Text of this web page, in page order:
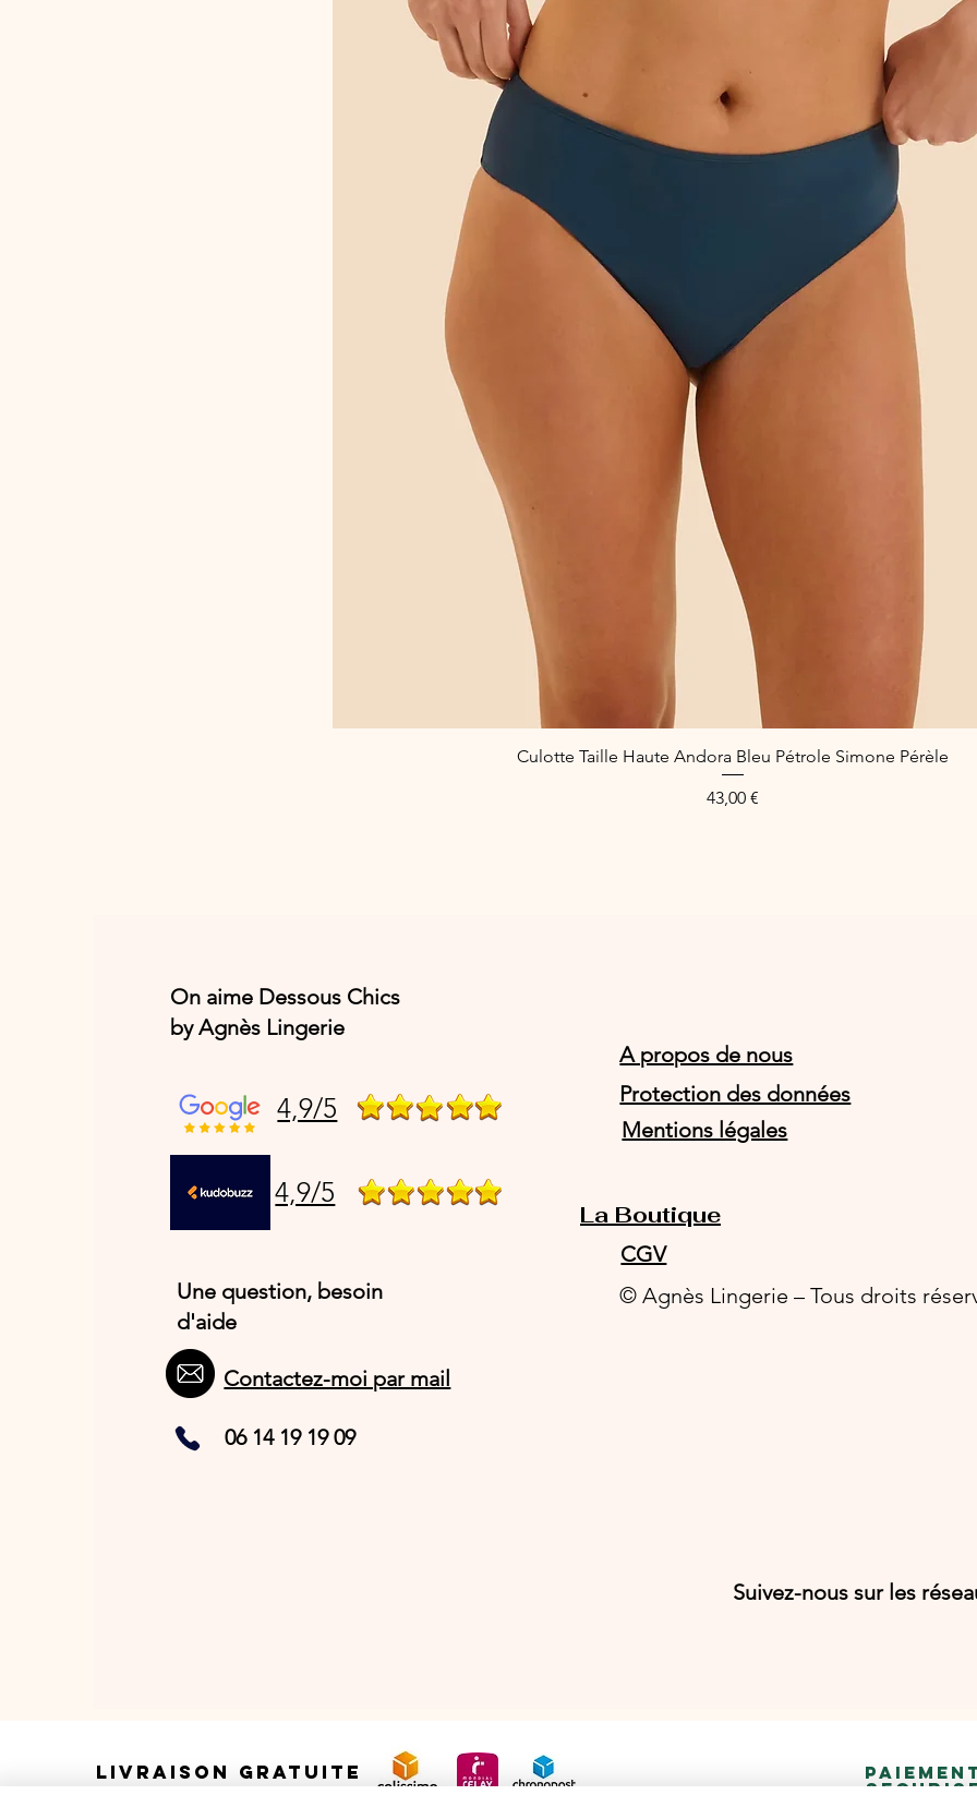
Quick View
Culotte Taille Haute Andora Bleu Pétrole Simone Pérèle
Price
43,00 €
On aime Dessous Chics
by Agnès Lingerie
4,9/5
4,9/5
Une question, besoin
d'aide
Contactez-moi par mail
06 14 19 19 09
A propos de nous
Protection des données
Mentions légales
CGV
© Agnès Lingerie – Tous droits
Suivez-nous sur les
La Boutique
LIVRAISON GRATUITE